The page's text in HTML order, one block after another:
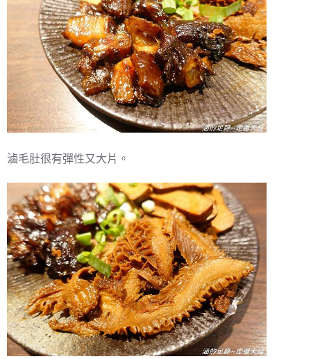
滷毛肚很有彈性又大片。